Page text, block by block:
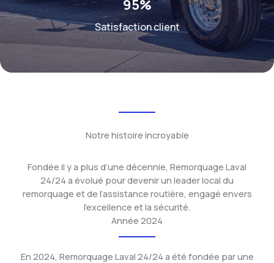
95%
Satisfaction client
Notre histoire incroyable
Fondée il y a plus d’une décennie, Remorquage Laval
24/24 a évolué pour devenir un leader local du
remorquage et de l’assistance routière, engagé envers
l’excellence et la sécurité.
Année 2024
En 2024, Remorquage Laval 24/24 a été fondée par une